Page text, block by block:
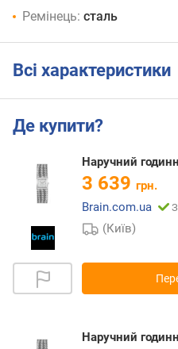
Ремінець: сталь
Всі характеристики
Де купити?
Наручний
3 639 грн.
Brain.com.ua
(Київ)
Наручний